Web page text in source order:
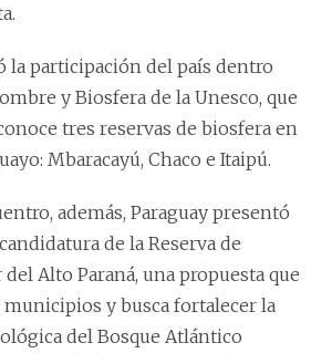
la participación del país dentro
y Biosfera de la Unesco, que
tres reservas de biosfera en
Mbaracayú, Chaco e Itaipú.
además, Paraguay presentó
de la Reserva de
Alto Paraná, una propuesta que
municipios y busca fortalecer la
del Bosque Atlántico